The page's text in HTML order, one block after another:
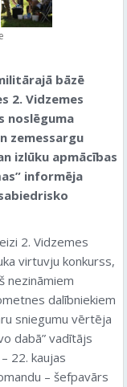
bāzē
2. Vidzemes
noslēguma
zemessargu
izlūku apmācības
informēja
2. Vidzemes
virtuvju konkurss,
nezināmiem
dalībniekiem
sniegumu vērtēja
dabā” vadītājs
22. kaujas
– šefpavārs